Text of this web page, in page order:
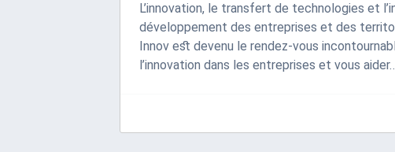
L’innovation, le transfert de technologies et
développement des entreprises et des
Innov est devenu le rendez-vous
l’innovation dans les entreprises et vous